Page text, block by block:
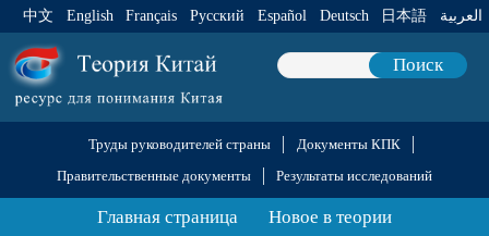
中文 English Français Pусский Español Deutsch 日本語 العربية
Поиск
Труды руководителей страны
Документы КПК
Правительственные документы
Результаты исследований
Главная страница
Новое в теории